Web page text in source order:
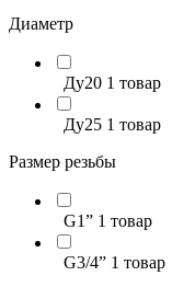
Диаметр
Ду20 1 товар
Ду25 1 товар
Размер резьбы
G1” 1 товар
G3/4” 1 товар